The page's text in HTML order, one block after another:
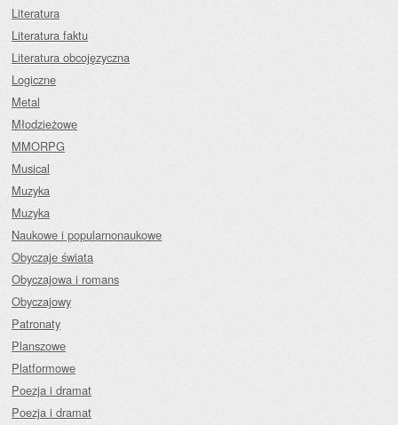
Literatura
Literatura faktu
Literatura obcojęzyczna
Logiczne
Metal
Młodzieżowe
MMORPG
Musical
Muzyka
Muzyka
Naukowe i popularnonaukowe
Obyczaje świata
Obyczajowa i romans
Obyczajowy
Patronaty
Planszowe
Platformowe
Poezja i dramat
Poezja i dramat